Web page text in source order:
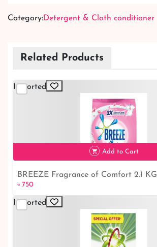
Category:Detergent & Cloth conditioner
Related Products
Imported
৳ 750
Add to Cart
BREEZE Fragrance of Comfort 2.1 KG
৳ 750
Imported